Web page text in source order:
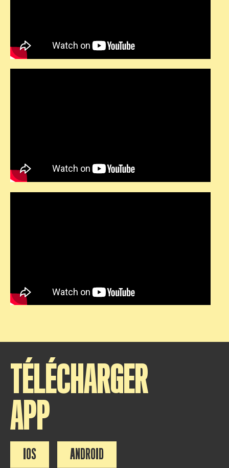
TÉLÉCHARGER
APP
IOS ANDROID